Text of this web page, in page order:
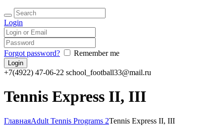
Login
Forgot password? Remember me
+7(4922) 47-06-22 school_football33@mail.ru
Tennis Express II, III
ГлавнаяAdult Tennis Programs 2Tennis Express II, III